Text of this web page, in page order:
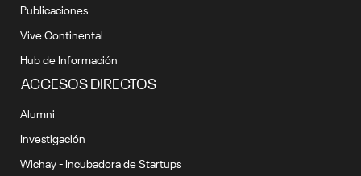
Publicaciones
Vive Continental
Hub de Información
ACCESOS DIRECTOS
Alumni
Investigación
Wichay - Incubadora de Startups